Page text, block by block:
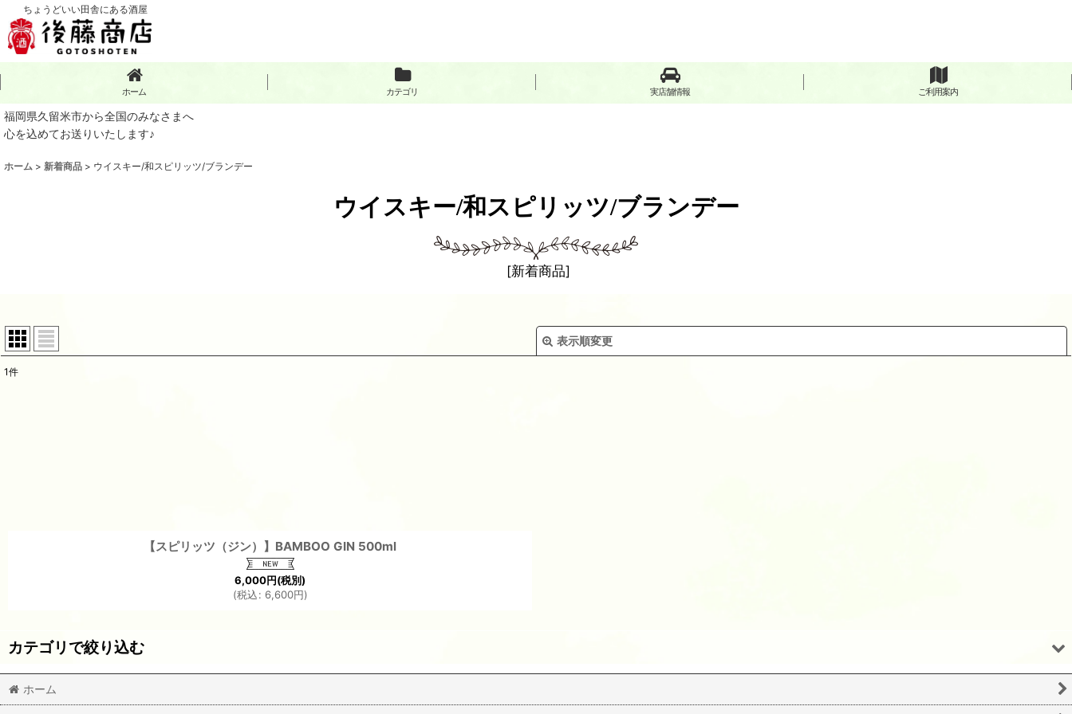
ちょうどいい田舎にある酒屋
ホーム カテゴリ 実店舗情報 ご利用案内
福岡県久留米市から全国のみなさまへ
心を込めてお送りいたします♪
ホーム > 新着商品 > ウイスキー/和スピリッツ/ブランデー
ウイスキー/和スピリッツ/ブランデー
[新着商品]
表示順変更
1件
【スピリッツ（ジン）】BAMBOO GIN 500ml
6,000円(税別)
(税込: 6,600円)
カテゴリで絞り込む
ウイスキー/和スピリッツ/ブランデー (全商品)
ホーム